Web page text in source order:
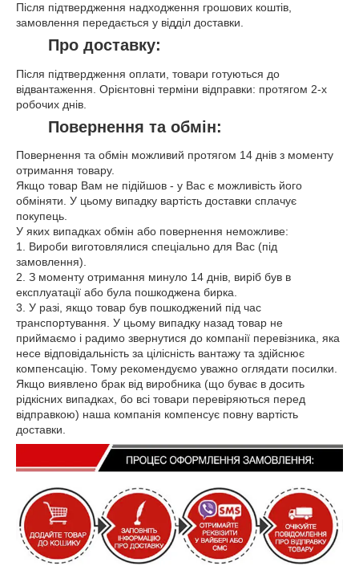
Після підтвердження надходження грошових коштів,
замовлення передається у відділ доставки.
Про доставку:
Після підтвердження оплати, товари готуються до
відвантаження. Орієнтовні терміни відправки: протягом 2-х
робочих днів.
Повернення та обмін:
Повернення та обмін можливий протягом 14 днів з моменту
отримання товару.
Якщо товар Вам не підійшов - у Вас є можливість його
обміняти. У цьому випадку вартість доставки сплачує
покупець.
У яких випадках обмін або повернення неможливе:
1. Вироби виготовлялися спеціально для Вас (під
замовлення).
2. З моменту отримання минуло 14 днів, виріб був в
експлуатації або була пошкоджена бирка.
3. У разі, якщо товар був пошкоджений під час
транспортування. У цьому випадку назад товар не
приймаємо і радимо звернутися до компанії перевізника, яка
несе відповідальність за цілісність вантажу та здійснює
компенсацію. Тому рекомендуємо уважно оглядати посилки.
Якщо виявлено брак від виробника (що буває в досить
рідкісних випадках, бо всі товари перевіряються перед
відправкою) наша компанія компенсує повну вартість
доставки.